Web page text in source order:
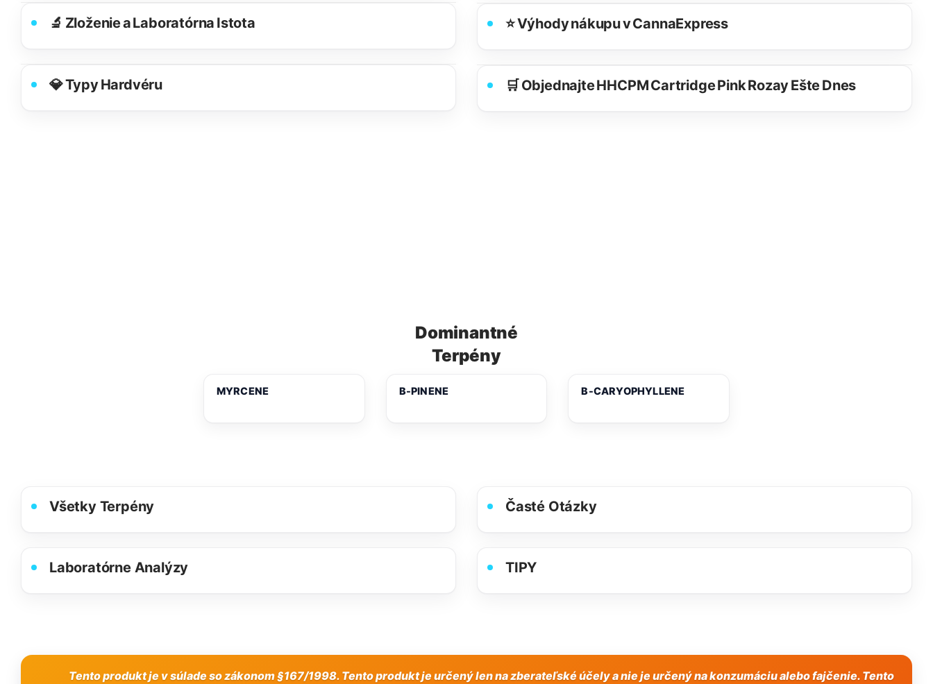
🔬 Zloženie a Laboratórna Istota
💎 Typy Hardvéru
⭐ Výhody nákupu v CannaExpress
🛒 Objednajte HHCPM Cartridge Pink Rozay Ešte Dnes
Dominantné
Terpény
MYRCENE Β-PINENE Β-CARYOPHYLLENE
Všetky Terpény
Laboratórne Analýzy
Časté Otázky
TIPY
Tento produkt je v súlade so zákonom §167/1998. Tento produkt je určený len na zberateľské účely a nie je určený na konzumáciu alebo fajčenie. Tento